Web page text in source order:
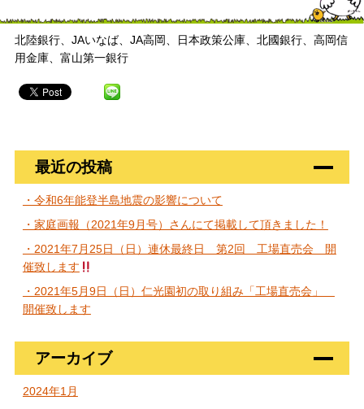
北陸銀行、JAいなば、JA高岡、日本政策公庫、北國銀行、高岡信
用金庫、富山第一銀行
最近の投稿
・令和6年能登半島地震の影響について
・家庭画報（2021年9月号）さんにて掲載して頂きました！
・2021年7月25日（日）連休最終日 第2回 工場直売会 開
催致します
・2021年5月9日（日）仁光園初の取り組み「工場直売会」
開催致します
アーカイブ
2024年1月